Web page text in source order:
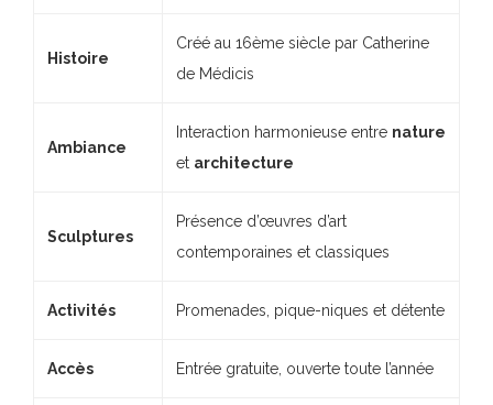
Histoire
Créé au 16ème siècle par Catherine
de Médicis
Ambiance
Interaction harmonieuse entre nature
et architecture
Sculptures
Présence d’œuvres d’art
contemporaines et classiques
Activités Promenades, pique-niques et détente
Accès Entrée gratuite, ouverte toute l’année